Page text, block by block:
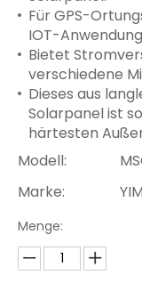
Für GPS-
IOT-
Bietet
verschiedene
Dieses aus
Solarpanel ist
härtesten
Modell:
Marke:
YIM
Menge: